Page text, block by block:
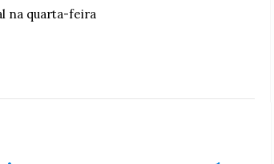
na quarta-feira